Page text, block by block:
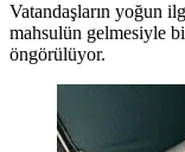
Vatandaşların yoğun
mahsulün gelmesiyle
öngörülüyor.